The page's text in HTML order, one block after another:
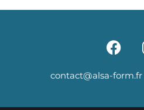
F
a
c
e
contact@alsa-form.fr